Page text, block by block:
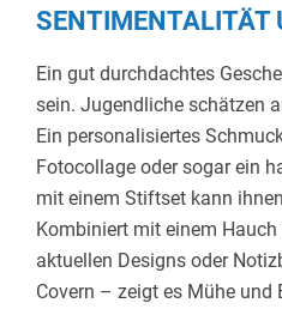
SENTIMENTALITÄT
Ein gut durchdachtes
sein. Jugendliche schätzen
Ein personalisiertes
Fotocollage oder sogar ein
mit einem Stiftset kann
Kombiniert mit einem
aktuellen Designs oder
Covern – zeigt es Mühe und